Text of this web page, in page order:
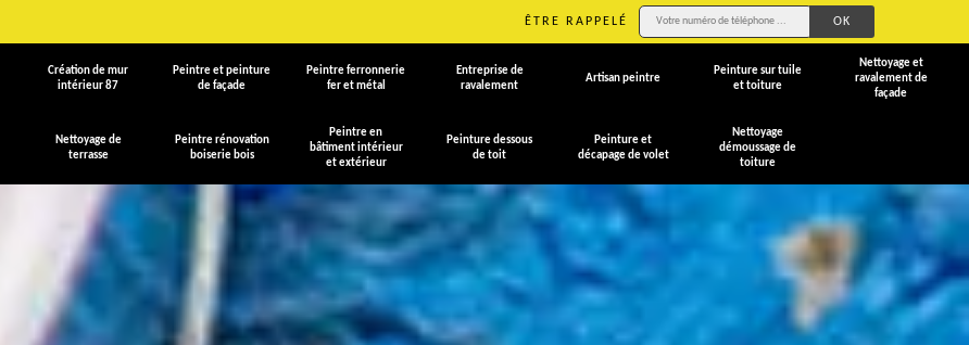
ÊTRE RAPPELÉ
Création de mur
intérieur 87
Peintre et peinture
de façade
Peintre ferronnerie
fer et métal
Entreprise de
ravalement
Artisan peintre
Peinture sur tuile
et toiture
Nettoyage et
ravalement de
façade
Nettoyage de
terrasse
Peintre rénovation
boiserie bois
Peintre en
bâtiment intérieur
et extérieur
Peinture dessous
de toit
Peinture et
décapage de volet
Nettoyage
démoussage de
toiture